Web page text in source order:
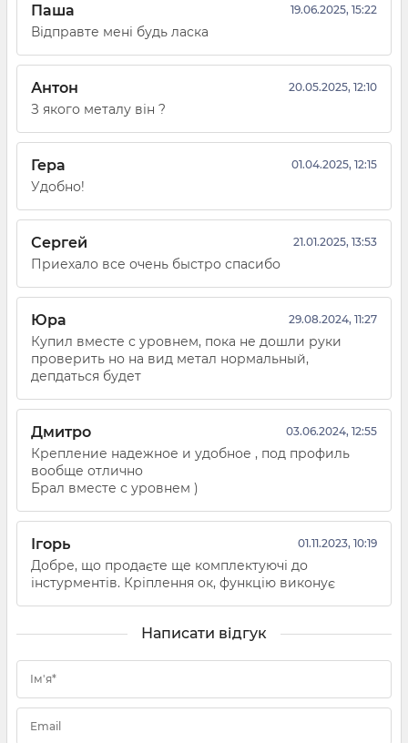
Паша 19.06.2025, 15:22
Відправте мені будь ласка
Антон 20.05.2025, 12:10
З якого металу він ?
Гера 01.04.2025, 12:15
Удобно!
Сергей 21.01.2025, 13:53
Приехало все очень быстро спасибо
Юра 29.08.2024, 11:27
Купил вместе с уровнем, пока не дошли руки
проверить но на вид метал нормальный,
депдаться будет
Дмитро 03.06.2024, 12:55
Крепление надежное и удобное , под профиль
вообще отлично
Брал вместе с уровнем )
Ігорь 01.11.2023, 10:19
Добре, що продаєте ще комплектуючі до
інстурментів. Кріплення ок, функцію виконує
Написати відгук
Ім'я*
Email